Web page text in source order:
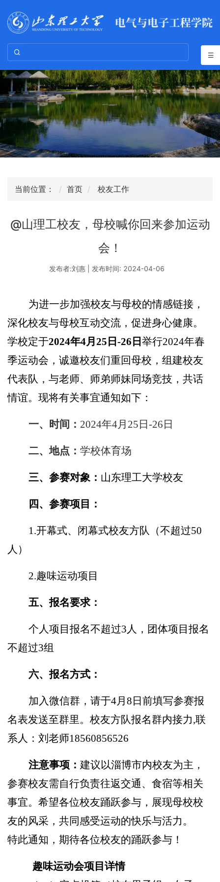
当前位置： 首页 校友工作
@山理工校友，母校喊你回来参加运动
会！
发布者:刘惠 | 发布时间: 2024-04-06
为进一步加强校友与母校的情感链接，
深化校友与母校互动交流，促进身心健康。
学校定于2024年4月 25 日 -26 日 举行2024年春
季运动会，诚邀校友们重回母校，组建校友
代表队，与老师、师弟师妹同场竞技，共话
情谊。现将有关事宜通知如下：
一、时间： 2024年4月 25 日 -26 日
二、地点： 学校体育场
三、参赛对象： 山东理工大学校友
四、参赛项目：
1.开幕式、闭幕式校友方队（不超过50
人）
2.趣味运动项目
五、报名要求：
个人项目报名不超过3人，团体项目报名
不超过3组
六、报名方式：
加入微信群，请于4月 8 日前填写参赛报
名表发送至群里。校友方队报名群内接力,联
系人：刘老师18560856526
注意事项： 建议以淄博市内校友为主，
参赛校友需自行负责往返交通、食宿等相关
事宜。希望各位校友踊跃参与，展现母校校
友的风采，共同感受运动的快乐与活力。
特此通知，期待各位校友的踊跃参与！
趣味运动会项目详情